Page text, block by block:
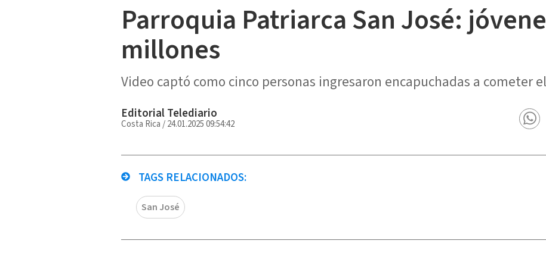
Parroquia Patriarca San José:
millones
Video captó como cinco personas ingresaron encapuchadas a cometer
Editorial Telediario
Costa Rica /24.01.2025 09:54:42
TAGS RELACIONADOS:
San José